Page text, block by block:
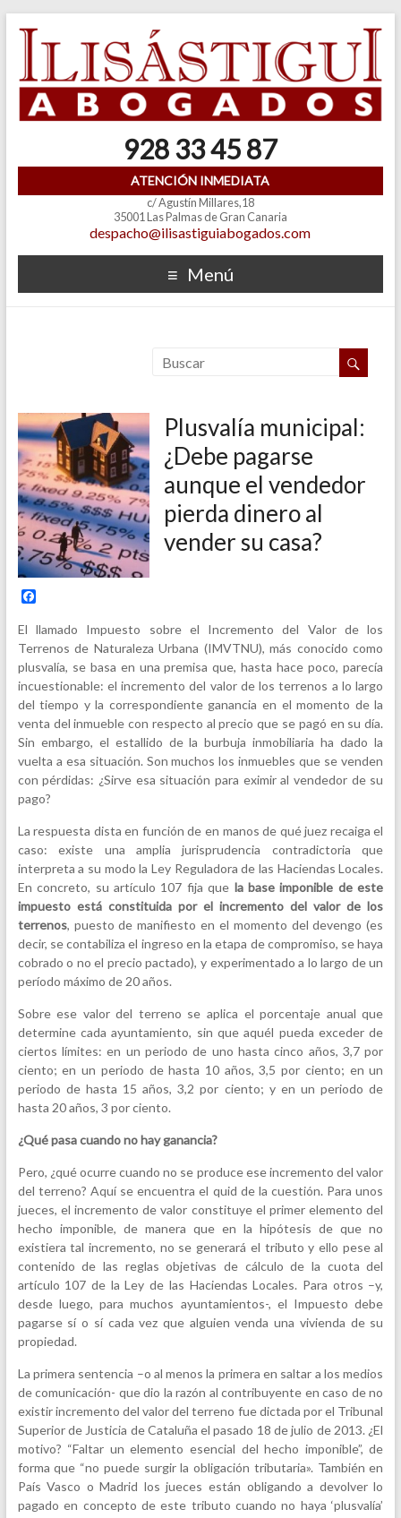
928 33 45 87
ATENCIÓN INMEDIATA
c/ Agustín Millares,18
35001 Las Palmas de Gran Canaria
despacho@ilisastiguiabogados.com
Menú
Plusvalía municipal:
¿Debe pagarse
aunque el vendedor
pierda dinero al
vender su casa?
F
c
e
b
o
o
k
El llamado Impuesto sobre el Incremento del Valor de los
Terrenos de Naturaleza Urbana (IMVTNU), más conocido como
plusvalía, se basa en una premisa que, hasta hace poco, parecía
incuestionable: el incremento del valor de los terrenos a lo largo
del tiempo y la correspondiente ganancia en el momento de la
venta del inmueble con respecto al precio que se pagó en su día.
Sin embargo, el estallido de la burbuja inmobiliaria ha dado la
vuelta a esa situación. Son muchos los inmuebles que se venden
con pérdidas: ¿Sirve esa situación para eximir al vendedor de su
pago?
La respuesta dista en función de en manos de qué juez recaiga el
caso: existe una amplia jurisprudencia contradictoria que
interpreta a su modo la Ley Reguladora de las Haciendas Locales.
En concreto, su artículo 107 fija que la base imponible de este
impuesto está constituida por el incremento del valor de los
terrenos, puesto de manifiesto en el momento del devengo (es
decir, se contabiliza el ingreso en la etapa de compromiso, se haya
cobrado o no el precio pactado), y experimentado a lo largo de un
período máximo de 20 años.
Sobre ese valor del terreno se aplica el porcentaje anual que
determine cada ayuntamiento, sin que aquél pueda exceder de
ciertos límites: en un periodo de uno hasta cinco años, 3,7 por
ciento; en un periodo de hasta 10 años, 3,5 por ciento; en un
periodo de hasta 15 años, 3,2 por ciento; y en un periodo de
hasta 20 años, 3 por ciento.
¿Qué pasa cuando no hay ganancia?
Pero, ¿qué ocurre cuando no se produce ese incremento del valor
del terreno? Aquí se encuentra el quid de la cuestión. Para unos
jueces, el incremento de valor constituye el primer elemento del
hecho imponible, de manera que en la hipótesis de que no
existiera tal incremento, no se generará el tributo y ello pese al
contenido de las reglas objetivas de cálculo de la cuota del
artículo 107 de la Ley de las Haciendas Locales. Para otros –y,
desde luego, para muchos ayuntamientos-, el Impuesto debe
pagarse sí o sí cada vez que alguien venda una vivienda de su
propiedad.
La primera sentencia –o al menos la primera en saltar a los medios
de comunicación- que dio la razón al contribuyente en caso de no
existir incremento del valor del terreno fue dictada por el Tribunal
Superior de Justicia de Cataluña el pasado 18 de julio de 2013. ¿El
motivo? “Faltar un elemento esencial del hecho imponible”, de
forma que “no puede surgir la obligación tributaria». También en
País Vasco o Madrid los jueces están obligando a devolver lo
pagado en concepto de este tributo cuando no haya ‘plusvalía’